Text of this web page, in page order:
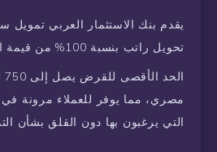
يقدم بنك الاستثمار العربي تمويل
تحويل راتب بنسبة 100% من قيمة السيارة.
مصري، مما يوفر للعملاء مرونة في
التي يرغبون بها دون القلق بشأن